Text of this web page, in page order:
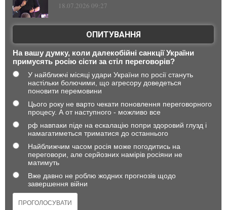
18.07.2026 09:27
ОПИТУВАННЯ
На вашу думку, коли далекобійні санкції України
примусять росію сісти за стіл переговорів?
У найближчі місяці удари України по росії стануть
настільки болючими, що агресору доведеться
поновити перемовини
Цього року не варто чекати поновлення переговорного
процесу. А от наступного - можливо все
рф навпаки піде на ескалацію попри здоровий глузд і
намагатиметься триматися до останнього
Найближчим часом росія може погодитись на
переговори, але серйозних намірів росіяни не
матимуть
Вже давно не роблю жодних прогнозів щодо
завершення війни